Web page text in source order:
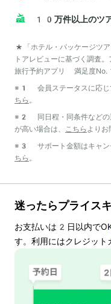
10万件以上のツア
*「ホテル・パッケージツア
トアレビューに基づく
旅行予約アプリ 満足度
※1 会員ステータスに応じ
ちら 。
※2 同日程・同条件などの
が高い場合は、 こちら よりお
※3 サポート金額はキャン
ちら 。
迷ったらプライス
お支払いは 2 日以内で
す。利用にはクレジット